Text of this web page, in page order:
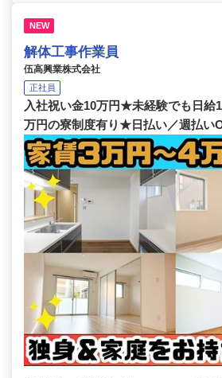
NEW
解体工事作業員
伍高興業株式会社
正社員
入社祝い金10万円★未経験でも日給
万円の寮制度有り★日払い／週払